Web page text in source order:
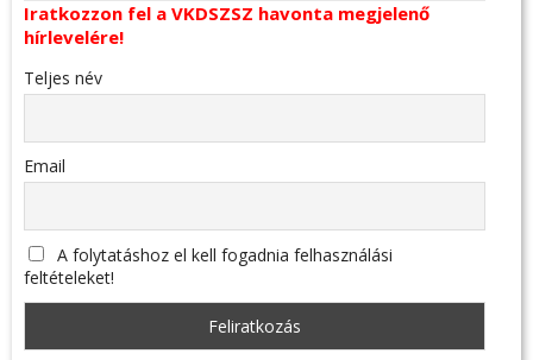
Iratkozzon fel a VKDSZSZ havonta megjelenő
hírlevelére!
Teljes név
Email
A folytatáshoz el kell fogadnia felhasználási
feltételeket!